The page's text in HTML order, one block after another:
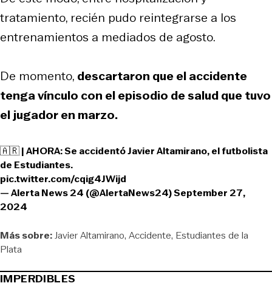
tratamiento, recién pudo reintegrarse a los
entrenamientos a mediados de agosto.
De momento, descartaron que el accidente
tenga vínculo con el episodio de salud que tuvo
el jugador en marzo.
🇦🇷 | AHORA: Se accidentó Javier Altamirano, el futbolista
de Estudiantes.
pic.twitter.com/cqig4JWijd
— Alerta News 24 (@AlertaNews24)September 27,
2024
Más sobre:Javier Altamirano Accidente Estudiantes de la
Plata
IMPERDIBLES